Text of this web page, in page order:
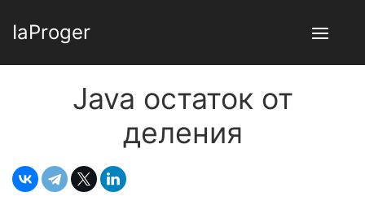
IaProger
Java остаток от
деления